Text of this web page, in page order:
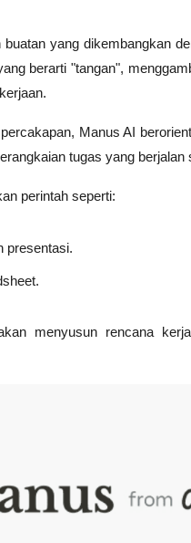
yang dikembangkan
berarti "tangan",
Manus AI
tugas yang berjalan
perintah seperti:
presentasi.
menyusun rencana